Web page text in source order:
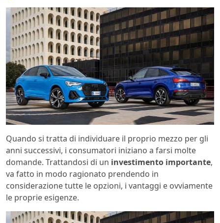
Quando si tratta di individuare il proprio mezzo per gli
anni successivi, i consumatori iniziano a farsi molte
domande. Trattandosi di un investimento importante,
va fatto in modo ragionato prendendo in
considerazione tutte le opzioni, i vantaggi e ovviamente
le proprie esigenze.